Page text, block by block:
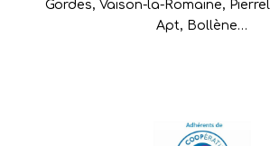
Gordes, Vaison-la-Romaine,
Apt, Bollène…